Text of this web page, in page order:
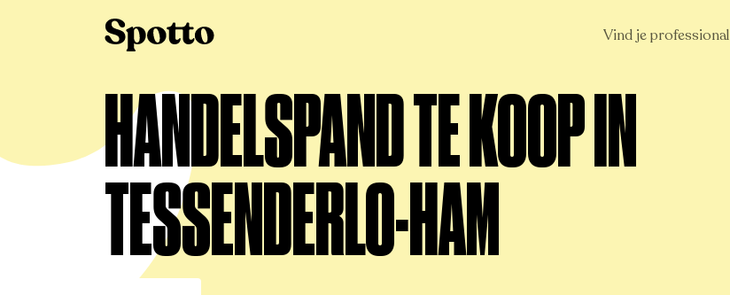
Vind je professional
HANDELSPAND TE KOOP IN
TESSENDERLO-HAM